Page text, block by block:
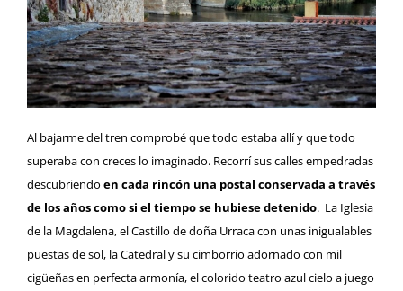
Al bajarme del tren comprobé que todo estaba allí y que todo
superaba con creces lo imaginado. Recorrí sus calles empedradas
descubriendo en cada rincón una postal conservada a través
de los años como si el tiempo se hubiese detenido. La Iglesia
de la Magdalena, elCastillo de doña Urracacon unas inigualables
puestas de sol, laCatedral y su cimborrio adornado con mil
cigüeñas en perfecta armonía, el colorido teatro azul cielo a juego